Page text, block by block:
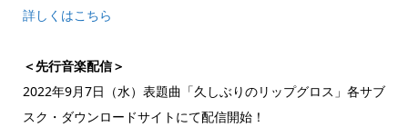
詳しくはこちら
＜先行音楽配信＞
2022年9月7日（水）表題曲「久しぶりのリップグロス」各サブ
スク・ダウンロードサイトにて配信開始！